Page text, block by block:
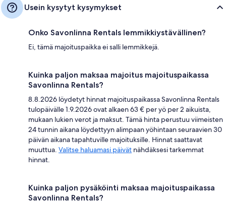
Usein kysytyt kysymykset
Onko Savonlinna Rentals lemmikkiystävällinen?
Ei, tämä majoituspaikka ei salli lemmikkejä.
Kuinka paljon maksaa majoitus majoituspaikassa
Savonlinna Rentals?
8.8.2026 löydetyt hinnat majoituspaikassa Savonlinna Rentals
tulopäivälle 1.9.2026 ovat alkaen 63 € per yö per 2 aikuista,
mukaan lukien verot ja maksut. Tämä hinta perustuu viimeisten
24 tunnin aikana löydettyyn alimpaan yöhintaan seuraavien 30
päivän aikana tapahtuville majoituksille. Hinnat saattavat
muuttua. Valitse haluamasi päivät nähdäksesi tarkemmat
hinnat.
Kuinka paljon pysäköinti maksaa majoituspaikassa
Savonlinna Rentals?